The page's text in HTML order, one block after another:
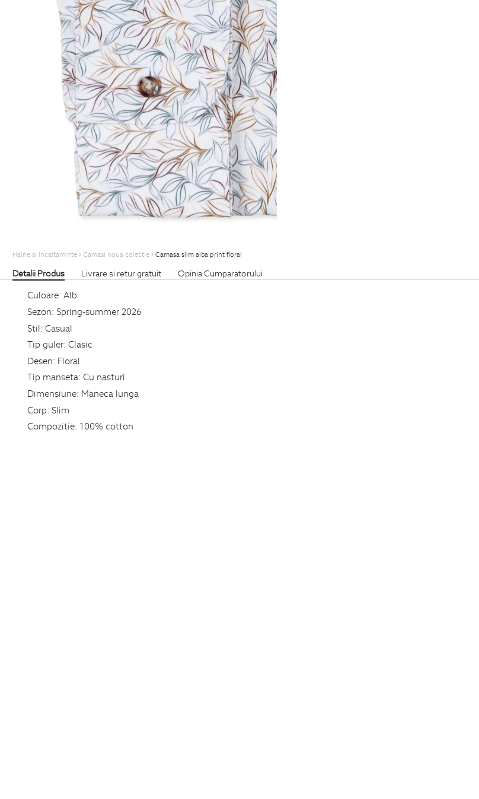
Haine si Incaltaminte Camasi noua colectie Camasa slim alba print floral
Detalii Produs Livrare si retur gratuit Opinia Cumparatorului
Culoare: Alb
Sezon: Spring-summer 2026
Stil: Casual
Tip guler: Clasic
Desen: Floral
Tip manseta: Cu nasturi
Dimensiune: Maneca lunga
Corp: Slim
Compozitie: 100% cotton